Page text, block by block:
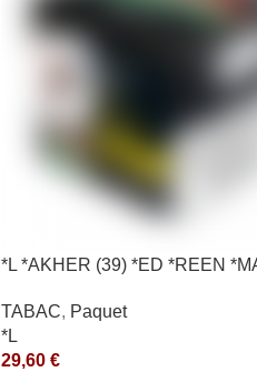
*L *AKHER (39) *ED *REEN
TABAC, Paquet
*L
29,60 €